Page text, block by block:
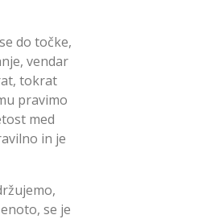
do točke,
vendar
tokrat
pravimo
med
in je
se je